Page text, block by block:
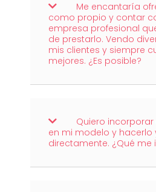
Me encantaría
como propio y contar
empresa profesional
de prestarlo. Vendo
mis clientes y siempre
mejores. ¿Es posible?
Quiero
en mi modelo y hacerlo
directamente. ¿Qué me